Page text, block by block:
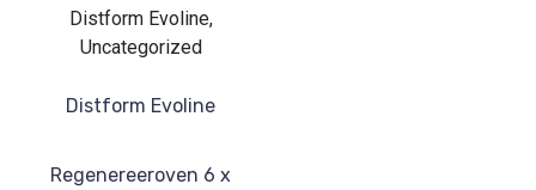
Distform Evoline,
Uncategorized
Distform Evoline
Regenereeroven 6 x